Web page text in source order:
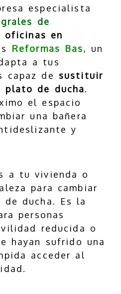
especialista
de
oficinas en
Reformas Bas, un
a tus
capaz de sustituir
plato de ducha.
el espacio
una bañera
y
a tu vivienda o
para cambiar
ducha. Es la
personas
reducida o
hayan sufrido una
acceder al